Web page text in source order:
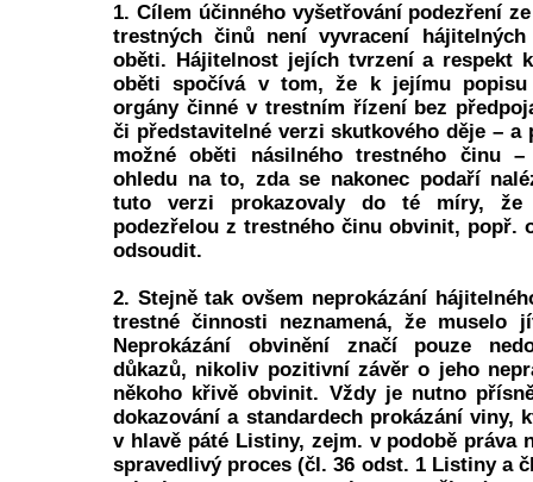
1. Cílem účinného vyšetřování podezření
trestných činů není vyvracení
oběti. Hájitelnost jejích tvrzení a respekt
oběti spočívá v tom, že k jejímu
orgány činné v trestním řízení bez
či představitelné verzi skutkového děje –
možné oběti násilného trestného činu
ohledu na to, zda se nakonec podaří
tuto verzi prokazovaly do té míry, že
podezřelou z trestného činu obvinit, popř.
odsoudit.
2. Stejně tak ovšem neprokázání
trestné činnosti neznamená, že muselo
Neprokázání obvinění značí pouze
důkazů, nikoliv pozitivní závěr o jeho
někoho křivě obvinit. Vždy je nutno
dokazování a standardech prokázání viny,
v hlavě páté Listiny, zejm. v podobě práva
spravedlivý proces (čl. 36 odst. 1 Listiny a